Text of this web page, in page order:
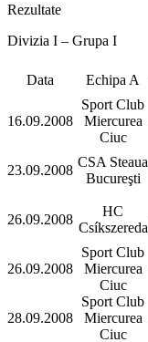
Rezultate
Divizia I – Grupa I
Data Echipa A
16.09.2008
Sport Club
Miercurea
Ciuc
23.09.2008
CSA Steaua
Bucureşti
26.09.2008
HC
Csíkszereda
26.09.2008
Sport Club
Miercurea
Ciuc
28.09.2008
Sport Club
Miercurea
Ciuc